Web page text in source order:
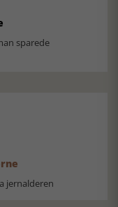
sparede
jernalderen